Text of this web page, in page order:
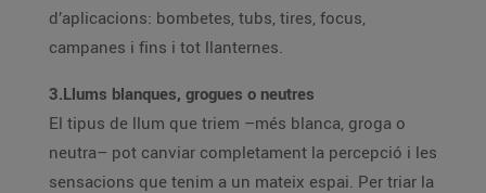
d’aplicacions: bombetes, tubs, tires, focus,
campanes i fins i tot llanternes.
3.Llums blanques, grogues o neutres
El tipus de llum que triem –més blanca, groga o
neutra– pot canviar completament la percepció i les
sensacions que tenim a un mateix espai. Per triar la